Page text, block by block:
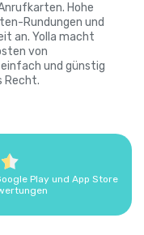
Hohe
Rundungen und
an. Yolla macht
von
und günstig
Recht.
Play und App Store